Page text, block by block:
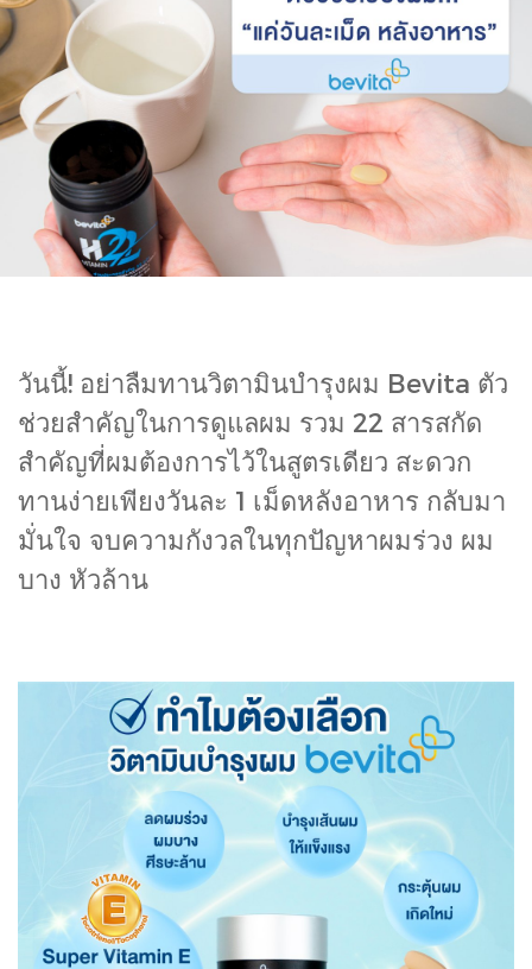
วันนี้! อย่าลืมทานวิตามินบำรุงผม Bevita ตัว
ช่วยสำคัญในการดูแลผม รวม 22 สารสกัด
สำคัญที่ผมต้องการไว้ในสูตรเดียว สะดวก
ทานง่ายเพียงวันละ 1 เม็ดหลังอาหาร กลับมา
มั่นใจ จบความกังวลในทุกปัญหาผมร่วง ผม
บาง หัวล้าน